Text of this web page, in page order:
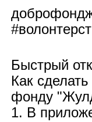
Быстрый
Как
фонду
1. В